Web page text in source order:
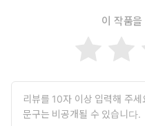
다양한 영어의 결을 접할 수
고에 도전한다.’ 같은 단어장
럼, 이 책이 독자들의 호기심
이 작품